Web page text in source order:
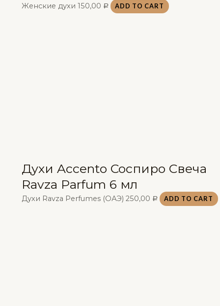
Женские духи 150,00 Р ADD TO CART
Духи Accento Соспиро Свеча
Ravza Parfum 6 мл
Духи Ravza Perfumes (ОАЭ) 250,00 Р ADD TO CART